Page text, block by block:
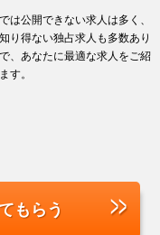
は公開できない求人は多く、
り得ない独占求人も多数あり
、あなたに最適な求人をご紹
す。
もらう